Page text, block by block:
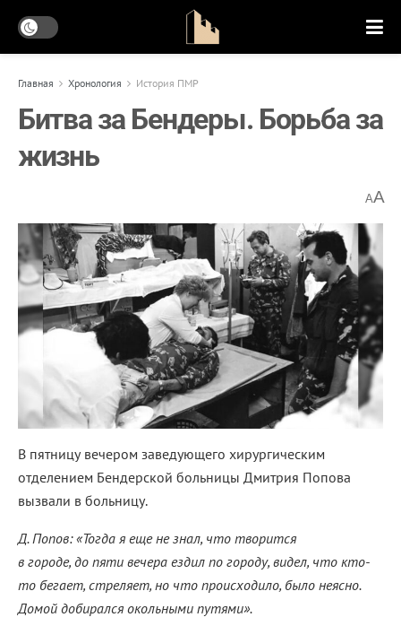
Главная Хронология История ПМР
Битва за Бендеры. Борьба за
жизнь
AA
В пятницу вечером заведующего хирургическим
отделением Бендерской больницы Дмитрия Попова
вызвали в больницу.
Д. Попов: «Тогда я еще не знал, что творится
в городе, до пяти вечера ездил по городу, видел, что кто-
то бегает, стреляет, но что происходило, было неясно.
Домой добирался окольными путями».